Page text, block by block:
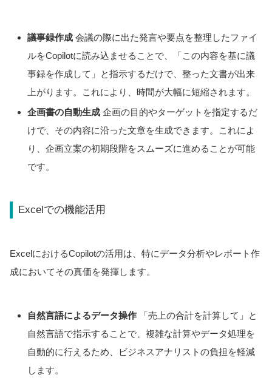
議事録作成 会議の際に出た発言や要点を整理したファイ
ルをCopilotに読み込ませることで、「この内容を基に議
事録を作成して」と指示するだけで、整った文書が出来
上がります。これにより、時間が大幅に短縮されます。
企画書の自動生成 企画の目的やターゲットを指定するだ
けで、その内容に沿った文章を生成できます。これによ
り、企画立案の初期段階をスムーズに進めることが可能
です。
Excelでの機能活用
ExcelにおけるCopilotの活用は、特にデータ分析やレポート作
成においてその真価を発揮します。
自然言語によるデータ操作 「売上の合計を計算して」と
自然言語で指示することで、複雑な計算やデータ処理を
自動的に行えるため、ビジネスアナリストの負担を軽減
します。